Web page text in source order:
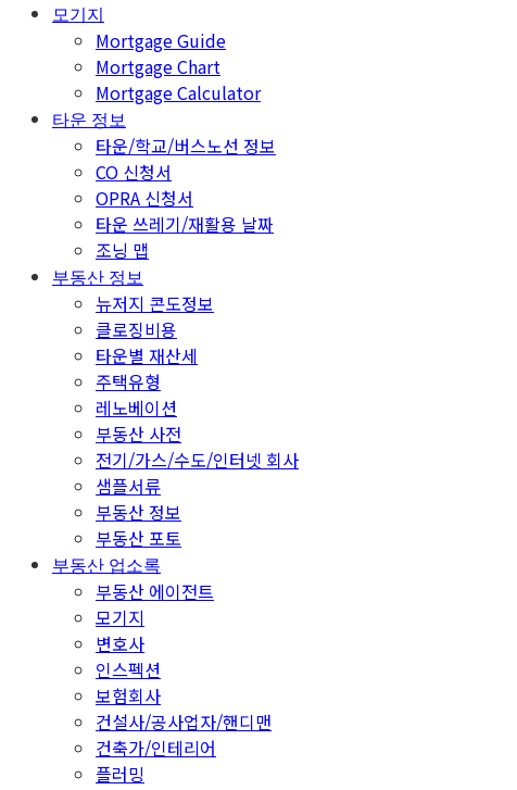
모기지
Mortgage Guide
Mortgage Chart
Mortgage Calculator
타운 정보
타운/학교/버스노선 정보
CO 신청서
OPRA 신청서
타운 쓰레기/재활용 날짜
조닝 맵
부동산 정보
뉴저지 콘도정보
클로징비용
타운별 재산세
주택유형
레노베이션
부동산 사전
전기/가스/수도/인터넷 회사
샘플서류
부동산 정보
부동산 포토
부동산 업소록
부동산 에이전트
모기지
변호사
인스펙션
보험회사
건설사/공사업자/핸디맨
건축가/인테리어
플러밍